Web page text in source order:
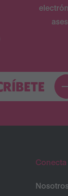
Conecta
Nosotros